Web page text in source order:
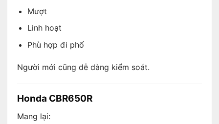
Mượt
Linh hoạt
Phù hợp đi phố
Người mới cũng dễ dàng kiểm soát.
Honda CBR650R
Mang lại: